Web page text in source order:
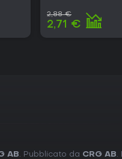
2,88 €
2,71 €
AB. Pubblicato da CRG AB.